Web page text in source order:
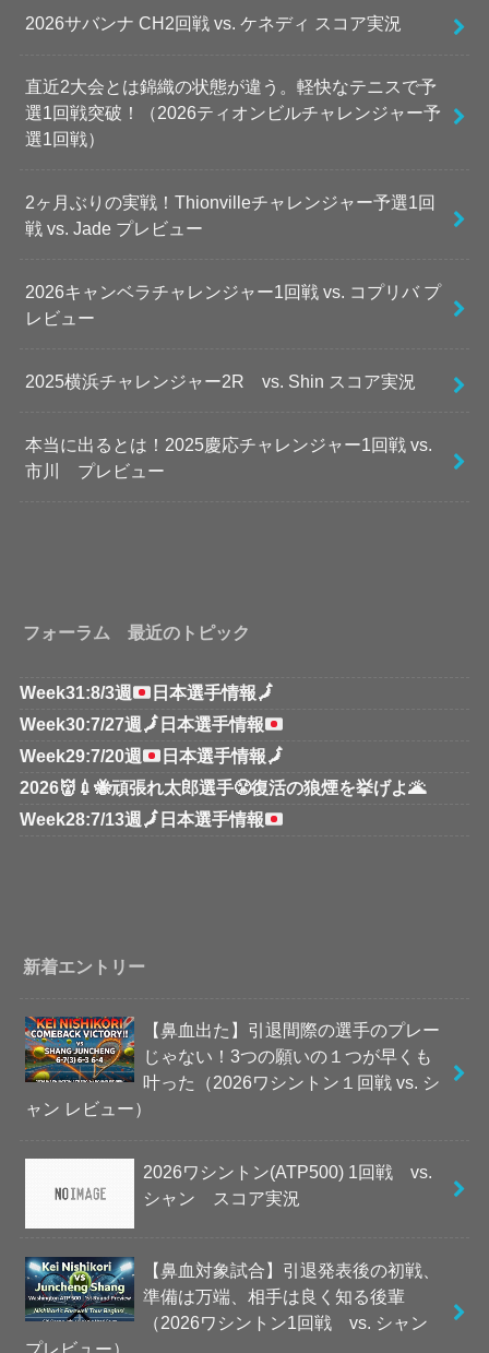
2026サバンナ CH2回戦 vs. ケネディ スコア実況
直近2大会とは錦織の状態が違う。軽快なテニスで予
選1回戦突破！（2026ティオンビルチャレンジャー予
選1回戦）
2ヶ月ぶりの実戦！Thionvilleチャレンジャー予選1回
戦 vs. Jade プレビュー
2026キャンベラチャレンジャー1回戦 vs. コプリバ プ
レビュー
2025横浜チャレンジャー2R vs. Shin スコア実況
本当に出るとは！2025慶応チャレンジャー1回戦 vs.
市川 プレビュー
フォーラム 最近のトピック
Week31:8/3週 日本選手情報🗾
Week30:7/27週 🗾 日本選手情報
Week29:7/20週
日本選手情報🗾
2026👹💉🐝頑張れ太郎選手😤復活の狼煙を挙げよ🌋
Week28:7/13週 🗾 日本選手情報
新着エントリー
【鼻血出た】引退間際の選手のプレー
じゃない！3つの願いの１つが早くも
叶った（2026ワシントン１回戦 vs. シ
ャン レビュー）
2026ワシントン(ATP500) 1回戦 vs.
シャン スコア実況
【鼻血対象試合】引退発表後の初戦、
準備は万端、相手は良く知る後輩
（2026ワシントン1回戦 vs. シャン
プレビュー）